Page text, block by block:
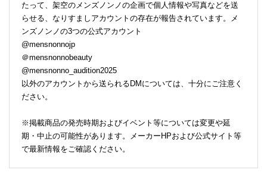
たって、架空のメンズノンノの企画で個人情報や写真などを送
らせる、なりすましアカウントの存在が報告されています。メ
ンズノンノの3つの公式アカウント
@mensnonnojp
＠mensnonnobeauty
@mensnonno_audition2025
以外のアカウントから送られるDMについては、十分にご注意く
ださい。
※掲載商品の発売時期およびイベント等については変更や延
期・中止の可能性があります。メーカーHPおよび公式サイト等
で最新情報をご確認ください。